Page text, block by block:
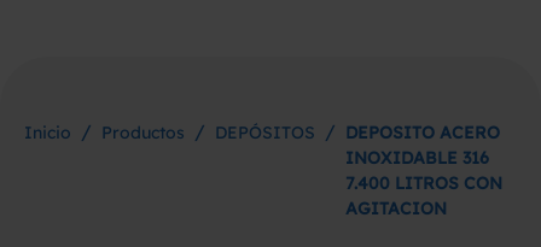
Inicio / Productos / DEPÓSITOS / DEPOSITO ACERO
INOXIDABLE 316
7.400 LITROS CON
AGITACION